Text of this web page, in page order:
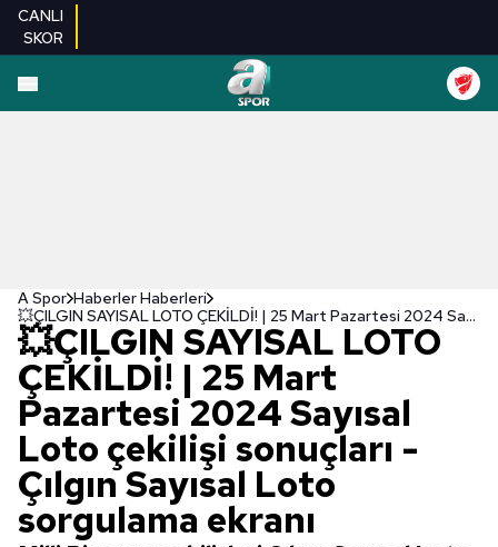
CANLI
SKOR
A Spor Haberler Haberleri
💥ÇILGIN SAYISAL LOTO ÇEKİLDİ! | 25 Mart Pazartesi 2024 Sayısal Loto çekilişi sonuçları - Çılgın Sayısal Loto sorgulama ekranı
💥ÇILGIN SAYISAL LOTO
ÇEKİLDİ! | 25 Mart
Pazartesi 2024 Sayısal
Loto çekilişi sonuçları -
Çılgın Sayısal Loto
sorgulama ekranı